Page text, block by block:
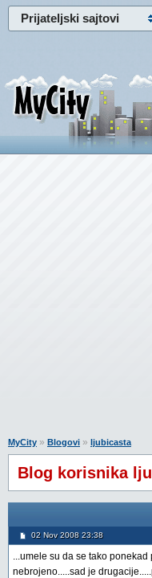
Prijateljski sajtovi
MyCity » Blogovi » ljubicasta
Blog korisnika
02 Nov 2008 23:38
...umele su da se tako
nebrojeno.....sad je